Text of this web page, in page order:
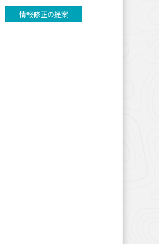
情報修正の提案